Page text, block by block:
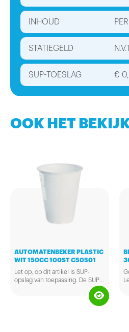
INHOUD
STATIEGELD
SUP-TOESLAG €
OOK HET
AUTOMATENBEKER PLASTIC
WIT 150CC 100ST C50501
Let op, op dit artikel is SUP-
opslag van toepassing. De SUP-
eenmalig gebruik, die deels of